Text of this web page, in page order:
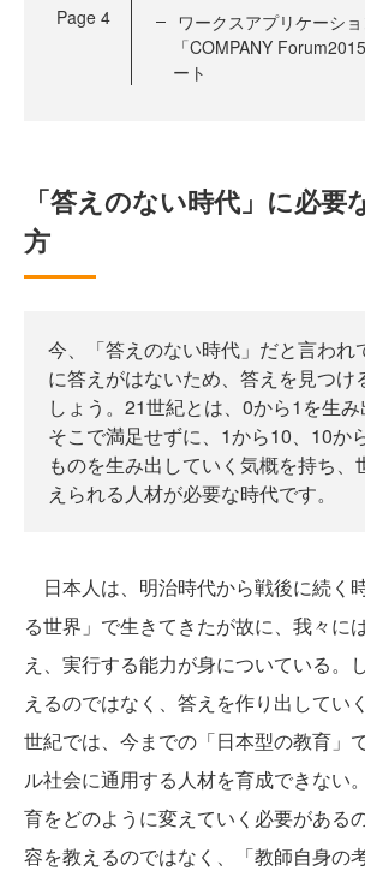
Page 4
ワークスアプリケーシ
「COMPANY
ート
「答えのない時代」に必要
方
今、「答えのない時代」だと言われ
に答えがはないため、答えを見つけ
しょう。21世紀とは、0から1を生み
そこで満足せずに、1から10、10か
ものを生み出していく気概を持ち、
えられる人材が必要な時代です。
日本人は、明治時代から戦後に続く
る世界」で生きてきたが故に、我々に
え、実行する能力が身についている。
えるのではなく、答えを作り出してい
世紀では、今までの「日本型の教育」
ル社会に通用する人材を育成できない
育をどのように変えていく必要がある
容を教えるのではなく、「教師自身の